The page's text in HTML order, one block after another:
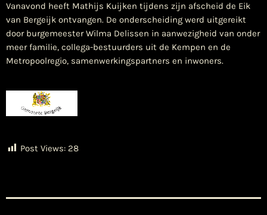
Vanavond heeft Mathijs Kuijken tijdens zijn afscheid de Eik
van Bergeijk ontvangen. De onderscheiding werd uitgereikt
door burgemeester Wilma Delissen in aanwezigheid van onder
meer familie, collega-bestuurders uit de Kempen en de
Metropoolregio, samenwerkingspartners en inwoners.
Post Views: 28